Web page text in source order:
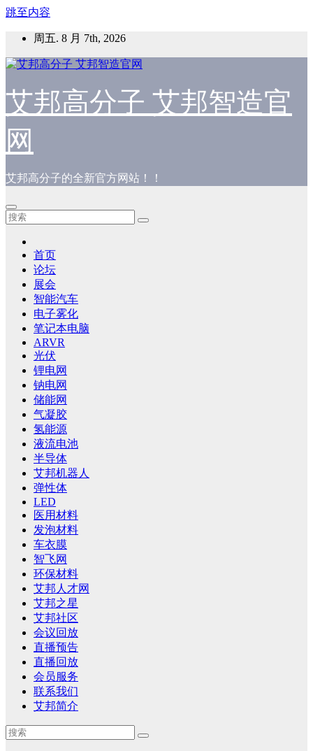
跳至内容
周五. 8 月 7th, 2026
艾邦高分子 艾邦智造官
网
艾邦高分子的全新官方网站！！
首页
论坛
展会
智能汽车
电子雾化
笔记本电脑
ARVR
光伏
锂电网
钠电网
储能网
气凝胶
氢能源
液流电池
半导体
艾邦机器人
弹性体
LED
医用材料
发泡材料
车衣膜
智飞网
环保材料
艾邦人才网
艾邦之星
艾邦社区
会议回放
直播预告
直播回放
会员服务
联系我们
艾邦简介